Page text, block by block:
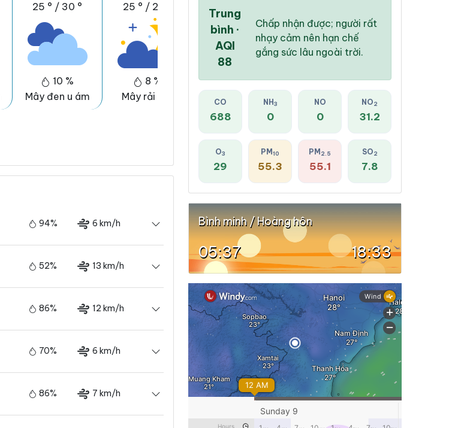
25 ° / 30 °
10 %
Mây đen u ám
25 ° / 29 °
8 %
Mây rải rác
25 °
7 %
Trời ít mây
6 %
Mây rải rác
94% 6 km/h
52% 13 km/h
86% 12 km/h
70% 6 km/h
86% 7 km/h
Trung
bình ·
AQI
88
Chấp nhận được; người rất
nhạy cảm nên hạn chế
gắng sức lâu ngoài trời.
CO
688
NH 3
0
NO
0
NO2
31.2
O3
29
PM10
55.3
PM 2.5
55.1
SO2
7.8
Bình minh / Hoàng hôn
05:37 18:33